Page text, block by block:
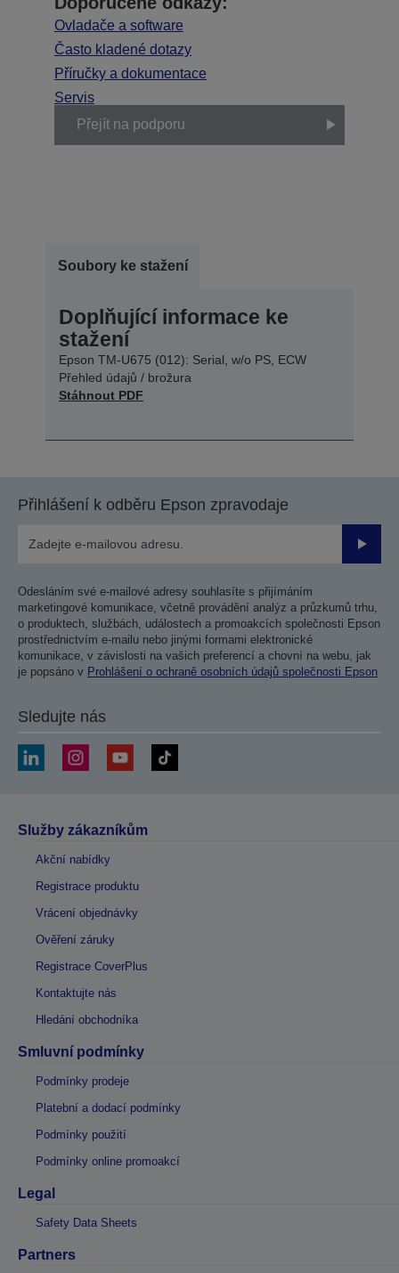
Ovladače a software
Často kladené dotazy
Příručky a dokumentace
Servis
Přejít na podporu
Soubory ke stažení
Doplňující informace ke
stažení
Epson TM-U675 (012): Serial, w/o PS, ECW
Přehled údajů / brožura
Stáhnout PDF
Přihlášení k odběru Epson zpravodaje
Odesláním své e-mailové adresy souhlasíte s přijímáním
marketingové komunikace, včetně provádění analýz a průzkumů trhu,
o produktech, službách, událostech a promoakcích společnosti Epson
prostřednictvím e-mailu nebo jinými formami elektronické
komunikace, v závislosti na vašich preferencí a chovní na webu, jak
je popsáno v Prohlášení o ochraně osobních údajů společnosti Epson
Sledujte nás
Služby zákazníkům
Akční nabídky
Registrace produktu
Vrácení objednávky
Ověření záruky
Registrace CoverPlus
Kontaktujte nás
Hledání obchodníka
Smluvní podmínky
Podmínky prodeje
Platební a dodací podmínky
Podmínky použití
Podmínky online promoakcí
Legal
Safety Data Sheets
Partners